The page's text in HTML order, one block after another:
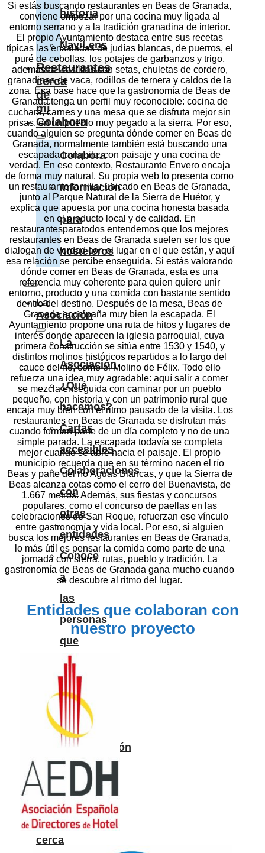
historia
NaviLens
Restaurantes
cerca
de
mí
Colabora
Colabora
Información
para
hosteleros
La
Asociación
La
Asociación
¿Qué
hacemos?
Cartas
accesibles
Colaboraciones
con
otras
entidades
Conoce
a
las
personas
que
nos
apoyan
Medios
de
comunicación
Nuestra
historia
NaviLens
Restaurantes
cerca
Si estás buscando restaurantes en Beas de Granada,
conviene empezar por una cocina muy ligada al
entorno serrano y a la tradición granadina de interior.
El propio Ayuntamiento destaca entre sus recetas
típicas las ensaladas de judías blancas, de puerros, el
puré de cebollas, los potajes de garbanzos y trigo,
además de costillas con setas, chuletas de cordero,
granadinas de vaca, rodillos de ternera y caldos de la
zona. Esa base hace que la gastronomía de Beas de
Granada tenga un perfil muy reconocible: cocina de
cuchara, carnes y una mesa que se disfruta mejor sin
prisas, en un pueblo muy pegado a la sierra. Por eso,
cuando alguien se pregunta dónde comer en Beas de
Granada, normalmente también está buscando una
escapada tranquila, con paisaje y una cocina de
verdad. En ese contexto, Restaurante Envero encaja
de forma muy natural. Su propia web lo presenta como
un restaurante familiar ubicado en Beas de Granada,
junto al Parque Natural de la Sierra de Huétor, y
explica que apuesta por una cocina honesta basada
en el producto local y de calidad. En
restaurantesparatodos entendemos que los mejores
restaurantes en Beas de Granada suelen ser los que
dialogan de verdad con el lugar en el que están, y aquí
esa relación se percibe enseguida. Si estás valorando
dónde comer en Beas de Granada, esta es una
referencia muy coherente para quien quiere unir
entorno, producto y una comida con bastante sentido
dentro del destino. Después de la mesa, Beas de
Granada acompaña muy bien la escapada. El
Ayuntamiento propone una ruta de hitos y lugares de
interés donde aparecen la iglesia parroquial, cuya
primera construcción se sitúa entre 1530 y 1540, y
distintos molinos históricos repartidos a lo largo del
cauce del río, como el Molino de Félix. Todo ello
refuerza una idea muy agradable: aquí salir a comer
se mezcla enseguida con caminar por un pueblo
pequeño, con historia y con un patrimonio rural que
encaja muy bien con el ritmo pausado de la visita. Los
restaurantes en Beas de Granada se disfrutan más
cuando forman parte de un día completo y no de una
simple parada. La escapada todavía se completa
mejor cuando se abre hacia el paisaje. El propio
municipio recuerda que en su término nacen el río
Beas y parte del río Aguas Blancas, y que la Sierra de
Beas alcanza cotas como el cerro del Buenavista, de
1.667 metros. Además, sus fiestas y concursos
populares, como el concurso de paellas en las
celebraciones de San Roque, refuerzan ese vínculo
entre gastronomía y vida local. Por eso, si alguien
busca los mejores restaurantes en Beas de Granada,
lo más útil es pensar la comida como parte de una
jornada con sierra, rutas, pueblo y tradición. La
gastronomía de Beas de Granada gana mucho cuando
se descubre al ritmo del lugar.
Entidades que colaboran con
nuestro proyecto